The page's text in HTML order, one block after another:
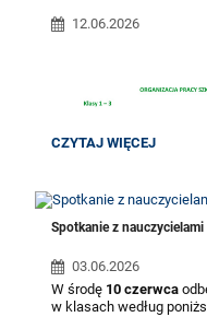
12.06.2026
ORGANIZACJA
DNIACH
22-
26.06:
CZYTAJ WIĘCEJ
Spotkanie z nauczycielami
03.06.2026
W środę 10 czerwca
w klasach według